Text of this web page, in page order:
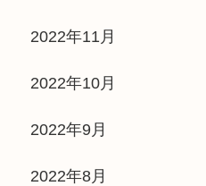
2022年11月
2022年10月
2022年9月
2022年8月